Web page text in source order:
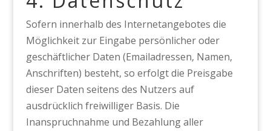
Sofern innerhalb des Internetangebotes die
Möglichkeit zur Eingabe persönlicher oder
geschäftlicher Daten (Emailadressen, Namen,
Anschriften) besteht, so erfolgt die Preisgabe
dieser Daten seitens des Nutzers auf
ausdrücklich freiwilliger Basis. Die
Inanspruchnahme und Bezahlung aller